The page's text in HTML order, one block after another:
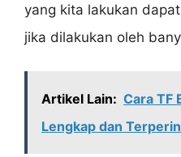
yang kita lakukan
jika dilakukan oleh
Artikel Lain: Cara TF
Lengkap dan